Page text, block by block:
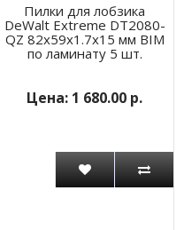
Пилки для лобзика
DeWalt Extreme DT2080-
QZ 82x59x1.7x15 мм BIM
по ламинату 5 шт.
1 680.00 р.